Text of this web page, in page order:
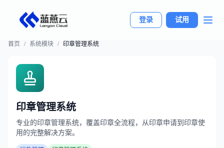
登录 试用
首页 / 系统模块 / 印章管理系统
印章管理系统
专业的印章管理系统，覆盖印章全流程，从印章申请到印章使
用的完整解决方案。